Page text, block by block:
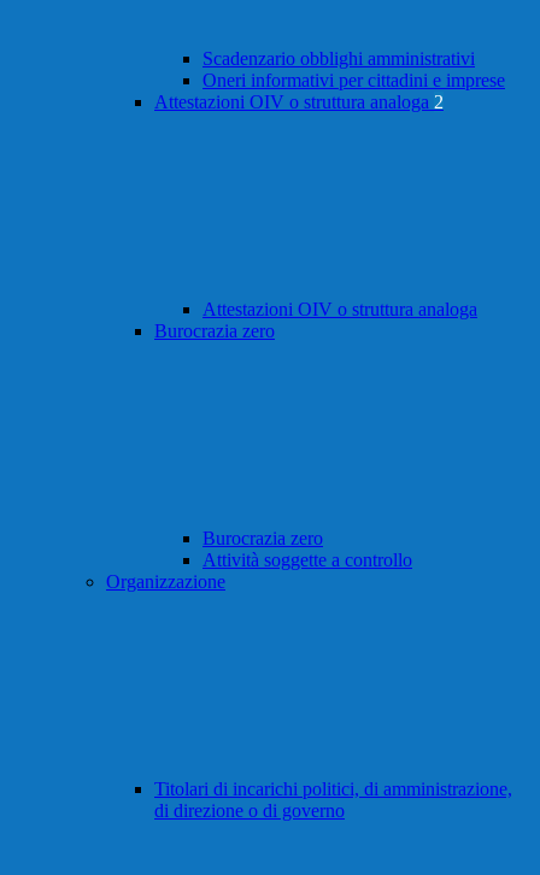
Scadenzario obblighi amministrativi
Oneri informativi per cittadini e imprese
Attestazioni OIV o struttura analoga 2
Attestazioni OIV o struttura analoga
Burocrazia zero
Burocrazia zero
Attività soggette a controllo
Organizzazione
Titolari di incarichi politici, di amministrazione,
di direzione o di governo